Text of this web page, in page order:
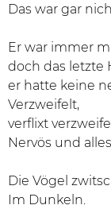
Das war gar
Er war immer
doch das letzte
er hatte keine
Verzweifelt,
verflixt
Nervös und
Die Vögel
Im Dunkeln.